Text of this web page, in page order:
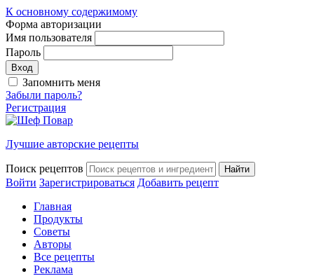
К основному содержимому
Форма авторизации
Имя пользователя
Пароль
Запомнить меня
Забыли пароль?
Регистрация
Лучшие авторские рецепты
Поиск рецептов
Войти Зарегистрироваться Добавить рецепт
Главная
Продукты
Советы
Авторы
Все рецепты
Реклама